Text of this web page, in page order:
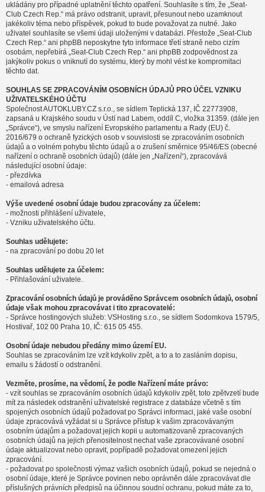
ukládány pro případné uplatnění těchto opatření. Souhlasíte s tím, že „Seat-
Club Czech Rep.“ má právo odstranit, upravit, přesunout nebo uzamknout
jakékoliv téma nebo příspěvek, pokud to bude považovat za nutné. Jako
uživatel souhlasíte se všemi údaji uloženými v databázi. Přestože „Seat-Club
Czech Rep.“ ani phpBB neposkytne tyto informace třetí straně nebo cizím
osobám, nepřebírá „Seat-Club Czech Rep.“ ani phpBB zodpovědnost za
jakýkoliv pokus o vniknutí do systému, který by mohl vést ke kompromitaci
těchto dat.
SOUHLAS SE ZPRACOVÁNÍM OSOBNÍCH ÚDAJŮ PRO ÚČEL VZNIKU
UŽIVATELSKÉHO ÚČTU
Společnost AUTOKLUBY.CZ s.r.o., se sídlem Teplická 137, IČ 22773908,
zapsaná u Krajského soudu v Ústí nad Labem, oddíl C, vložka 31359. (dále jen
„Správce“), ve smyslu nařízení Evropského parlamentu a Rady (EU) č.
2016/679 o ochraně fyzických osob v souvislosti se zpracováním osobních
údajů a o volném pohybu těchto údajů a o zrušení směrnice 95/46/ES (obecné
nařízení o ochraně osobních údajů) (dále jen „Nařízení“), zpracovává
následující osobní údaje:
- přezdívka
- emailová adresa
Výše uvedené osobní údaje budou zpracovány za účelem:
- možnosti přihlášení uživatele,
- Vzniku uživatelského účtu.
Souhlas udělujete:
- na zpracování po dobu 20 let
Souhlas udělujete za účelem:
- Přihlašování uživatele.
Zpracování osobních údajů je prováděno Správcem osobních údajů, osobní
údaje však mohou zpracovávat i tito zpracovatelé:
- Správce hostingových služeb: VSHosting s.r.o., se sídlem Sodomkova 1579/5,
Hostivař, 102 00 Praha 10, IČ: 615 05 455.
Osobní údaje nebudou předány mimo území EU.
Souhlas se zpracováním lze vzít kdykoliv zpět, a to a to zasláním dopisu,
emailu s žádostí o odstranění.
Vezměte, prosíme, na vědomí, že podle Nařízení máte právo:
- vzít souhlas se zpracováním osobních údajů kdykoliv zpět, toto zpětvzetí bude
mít za následek odstranění uživatelské registrace z databáze včetně s tím
spojených osobních údajů požadovat po Správci informaci, jaké vaše osobní
údaje zpracovává vyžádat si u Správce přístup k vašim zpracovávaným
osobním údajům a požadovat jejich kopii u automatizovaně zpracovaných
osobních údajů na jejich přenositelnost nechat vaše zpracovávané osobní
údaje aktualizovat nebo opravit, popřípadě požadovat omezení jejich
zpracování.
- požadovat po společnosti výmaz vašich osobních údajů, pokud se nejedná o
osobní údaje, které je Správce povinen nebo oprávněn dále zpracovávat dle
příslušných právních předpisů na účinnou soudní ochranu, pokud máte za to,